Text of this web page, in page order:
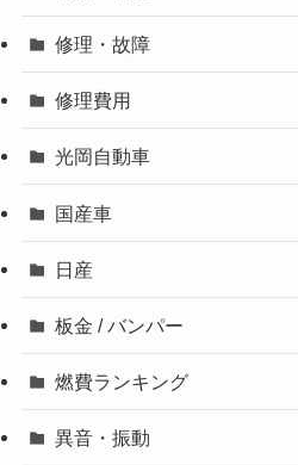
修理・故障
修理費用
光岡自動車
国産車
日産
板金 / バンパー
燃費ランキング
異音・振動